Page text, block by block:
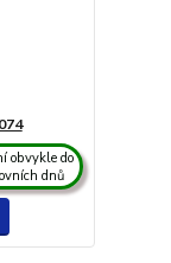
obvykle do
dnů